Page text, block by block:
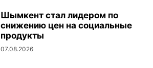
Шымкент стал лидером по
снижению цен на социальные
продукты
07.08.2026